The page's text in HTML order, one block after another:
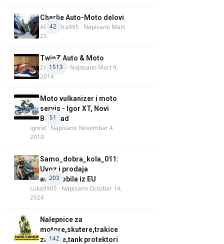
42
Charlie Auto-Moto delovi
Alexandra995 · Napisano Mart
25
1513
TwinZ Auto & Moto
Zeljkamp · Napisano Mart 9,
2018
51
Moto vulkanizer i moto
servis - Igor XT, Novi
Beograd
igorxt · Napisano Novembar 4,
2010
203
Samo_dobra_kola_011:
Uvoz i prodaja
automobila iz EU
Luka9905 · NapisanoOctobar 14,
2024
142
Nalepnice za
motore,skutere,trakice
za felne,tank protektori